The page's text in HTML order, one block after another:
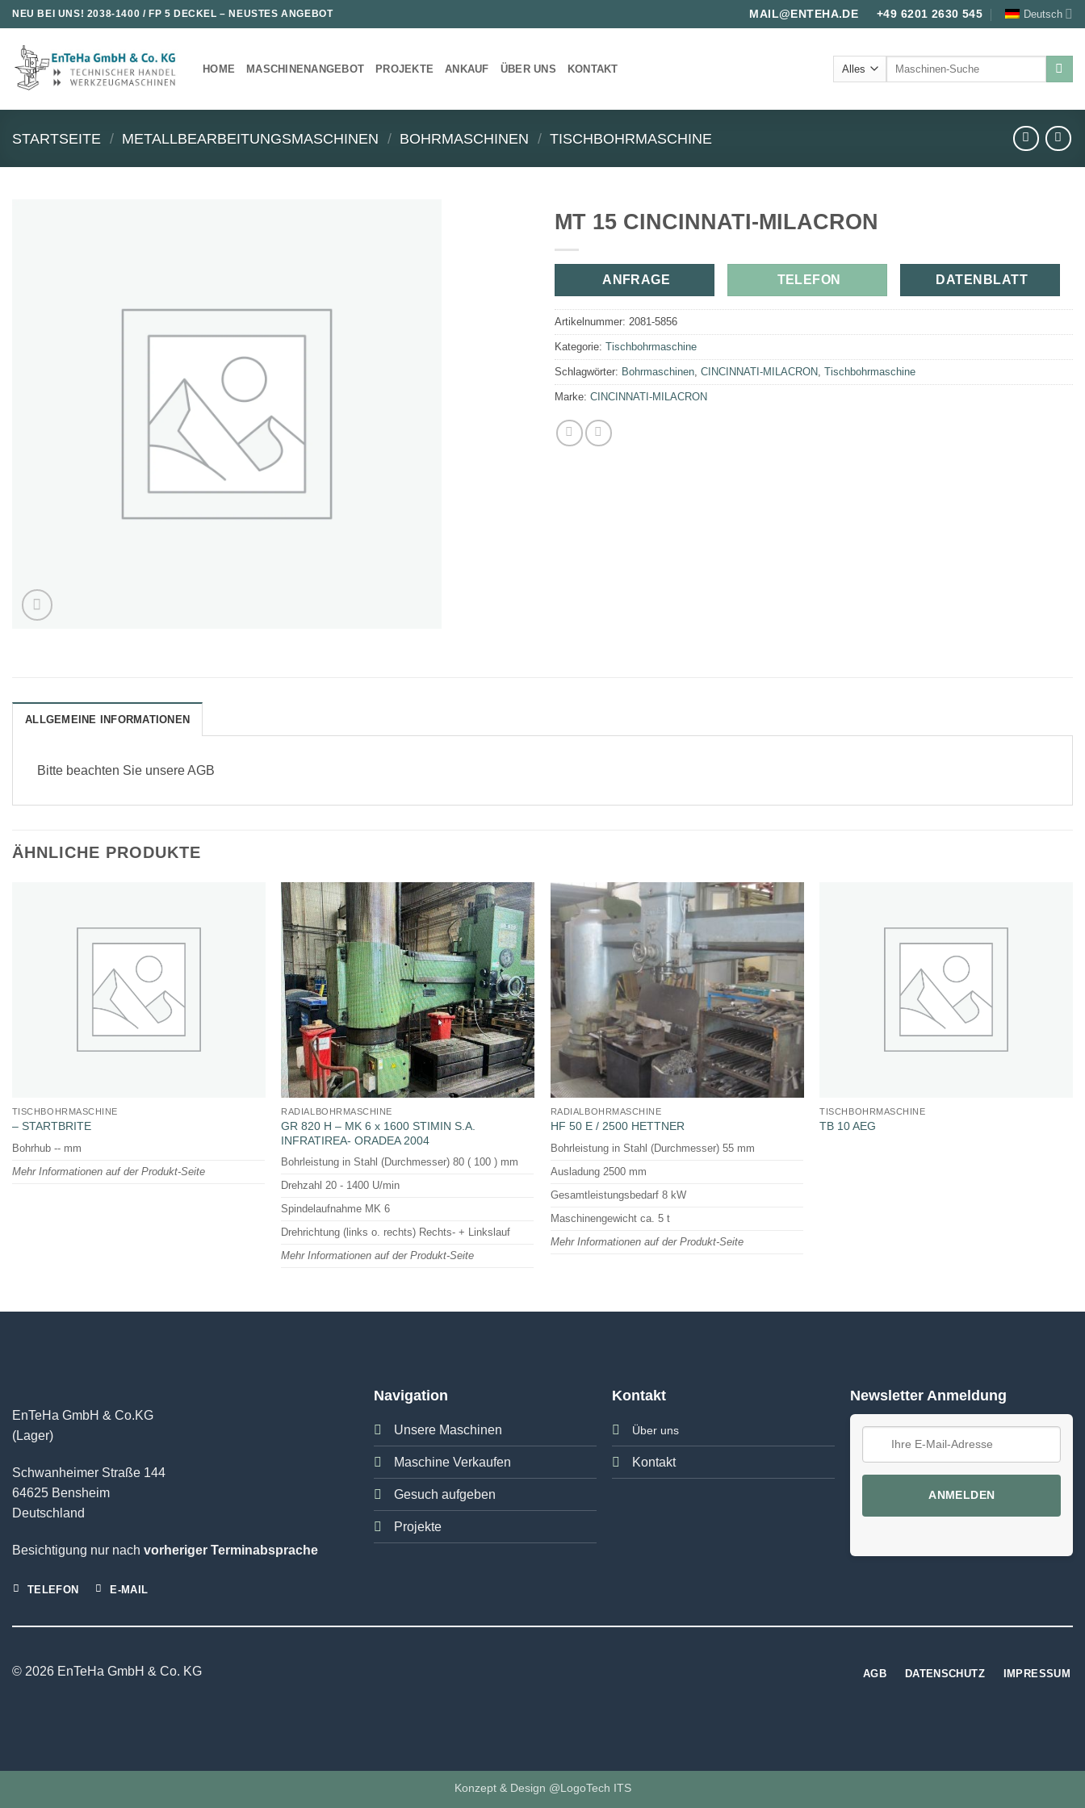
Zum
Inhalt
springen
NEU BEI UNS! 2038-1400 / FP 5 DECKEL – NEUSTES ANGEBOT MAIL@ENTEHA.DE +49 6201 2630 545 Deutsch
HOME MASCHINENANGEBOT PROJEKTE ANKAUF ÜBER UNS KONTAKT
Suche
STARTSEITE / METALLBEARBEITUNGSMASCHINEN / BOHRMASCHINEN / TISCHBOHRMASCHINE
MT 15 CINCINNATI-MILACRON
ANFRAGE TELEFON DATENBLATT
Artikelnummer: 2081-5856
Kategorie: Tischbohrmaschine
Schlagwörter: Bohrmaschinen CINCINNATI-MILACRON Tischbohrmaschine
Marke: CINCINNATI-MILACRON
ALLGEMEINE INFORMATIONEN
Bitte beachten Sie unsere AGB
ÄHNLICHE PRODUKTE
TISCHBOHRMASCHINE
– STARTBRITE
Bohrhub -- mm
Mehr Informationen auf der Produkt-Seite
RADIALBOHRMASCHINE
GR 820 H – MK 6 x 1600 STIMIN S.A.
INFRATIREA- ORADEA 2004
Bohrleistung in Stahl (Durchmesser) 80 ( 100 ) mm
Drehzahl 20 - 1400 U/min
Spindelaufnahme MK 6
Drehrichtung (links o. rechts) Rechts- + Linkslauf
Mehr Informationen auf der Produkt-Seite
RADIALBOHRMASCHINE
HF 50 E / 2500 HETTNER
Bohrleistung in Stahl (Durchmesser) 55 mm
Ausladung 2500 mm
Gesamtleistungsbedarf 8 kW
Maschinengewicht ca. 5 t
Mehr Informationen auf der Produkt-Seite
TISCHBOHRMASCHINE
TB 10 AEG
EnTeHa GmbH & Co.KG
(Lager)
Schwanheimer Straße 144
64625 Bensheim
Deutschland
Besichtigung nur nach vorheriger Terminabsprache
TELEFON E-MAIL
Navigation
Unsere Maschinen
Maschine Verkaufen
Gesuch aufgeben
Projekte
Kontakt
Über uns
Kontakt
Newsletter Anmeldung
ANMELDEN
© 2026 EnTeHa GmbH & Co. KG AGB DATENSCHUTZ IMPRESSUM
Konzept & Design @LogoTech ITS